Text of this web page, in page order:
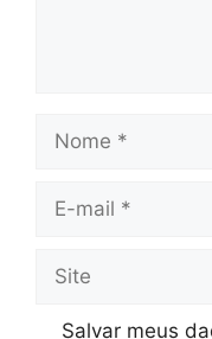
Nome
Site
Salvar meus